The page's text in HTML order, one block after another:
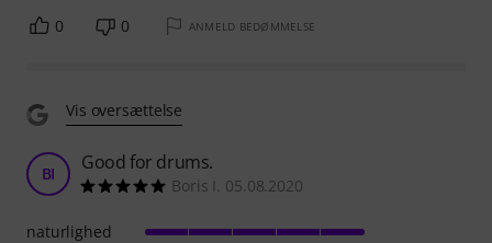
0 0 ANMELD BEDØMMELSE
Vis oversættelse
BI Good for drums.
Boris I. 05.08.2020
naturlighed